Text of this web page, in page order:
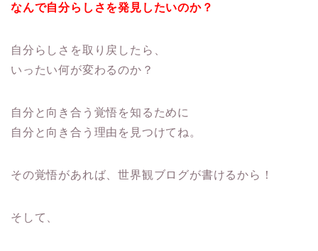
なんで自分らしさを発見したいのか？
自分らしさを取り戻したら、
いったい何が変わるのか？
自分と向き合う覚悟を知るために
自分と向き合う理由を見つけてね。
その覚悟があれば、世界観ブログが書けるから！
そして、